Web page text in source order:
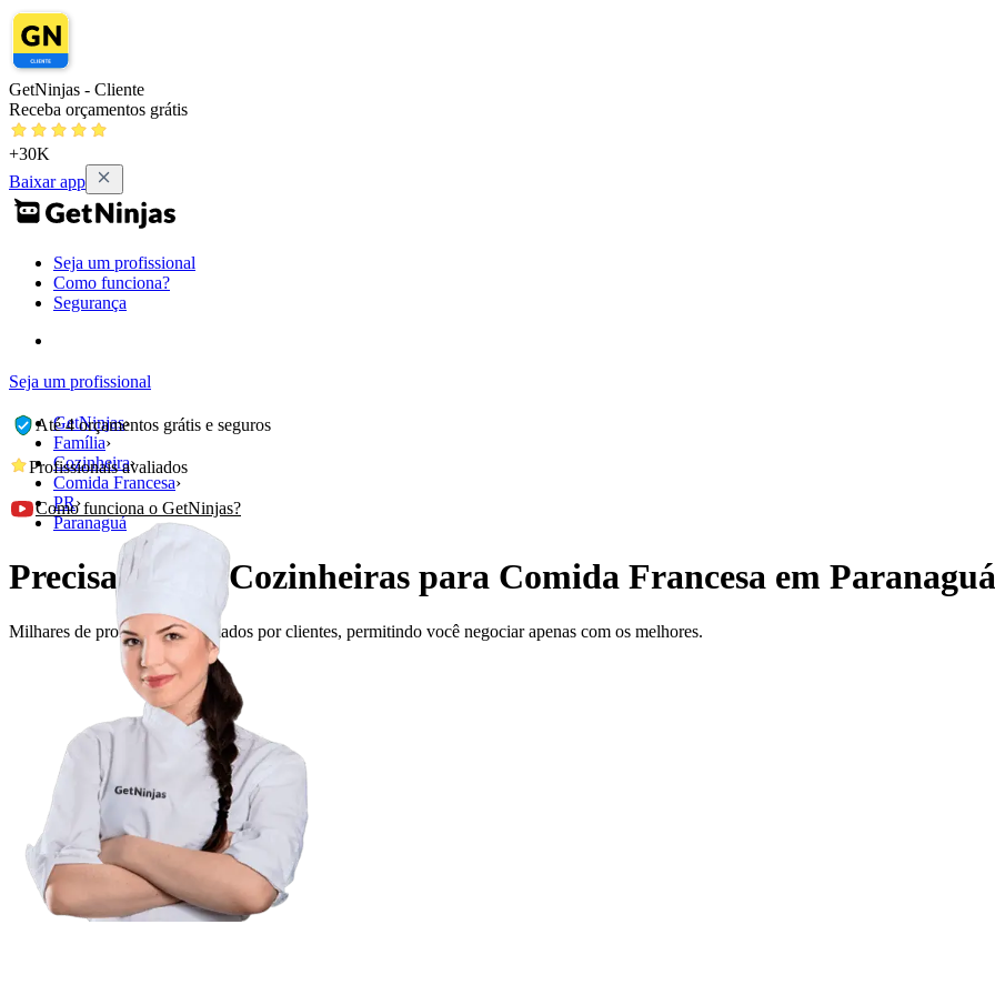
GetNinjas - Cliente
Receba orçamentos grátis
+30K
Baixar app
Seja um profissional
Como funciona?
Segurança
Seja um profissional
GetNinjas›
Família›
Cozinheira›
Comida Francesa›
PR›
Paranaguá
Precisando de Cozinheiras para Comida Francesa em
Milhares de profissionais avaliados por clientes, permitindo você negociar apenas com os melhores.
Até 4 orçamentos grátis e seguros
Profissionais avaliados
Como funciona o GetNinjas?